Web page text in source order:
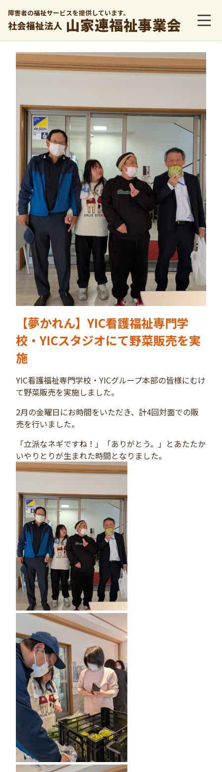
障害者の福祉サービスを提供しています。
【夢かれん】YIC看護福祉専門学
校・YICスタジオにて野菜販売を実
施
YIC看護福祉専門学校・YICグループ本部の皆様にむけ
て野菜販売を実施しました。
2月の金曜日にお時間をいただき、計4回対面での販
売を行いました。
「立派なネギですね！」「ありがとう。」とあたたか
いやりとりが生まれた時間となりました。